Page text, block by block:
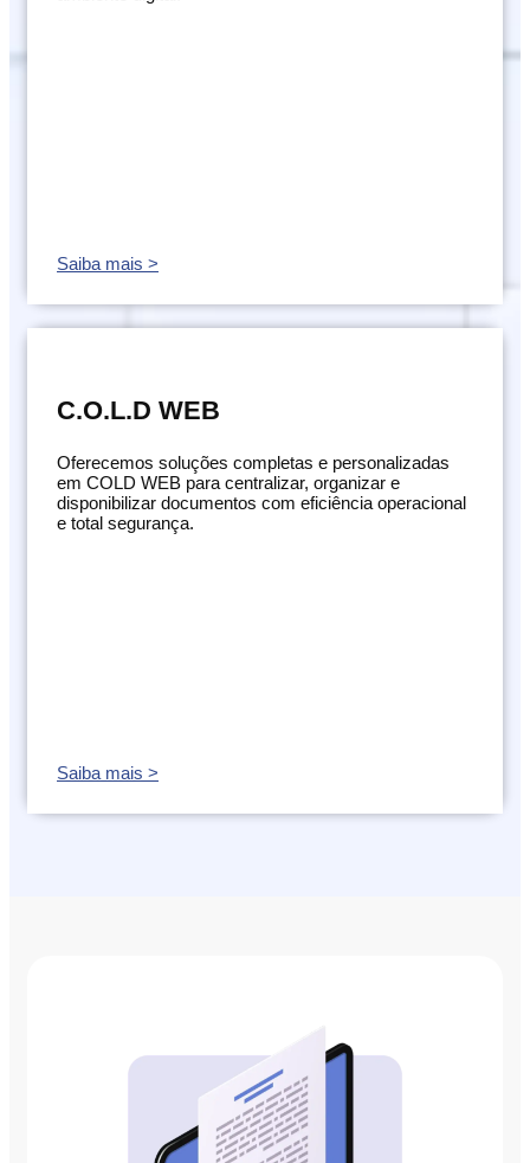
Saiba mais >
C.O.L.D WEB
Oferecemos soluções completas e personalizadas
em COLD WEB para centralizar, organizar e
disponibilizar documentos com eficiência operacional
e total segurança.
Saiba mais >